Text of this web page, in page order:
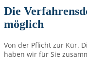
Die
möglich
Von der Pflicht zur Kür.
haben wir für Sie